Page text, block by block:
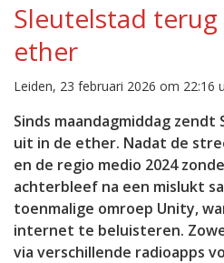
Sleutelstad
ether
Leiden, 23 februari 2026 om 22:16
Sinds maandagmiddag
uit in de ether. Nadat de
en de regio medio 2024
achterbleef na een mislukt
toenmalige omroep Unity,
internet te beluisteren.
via verschillende radioapps